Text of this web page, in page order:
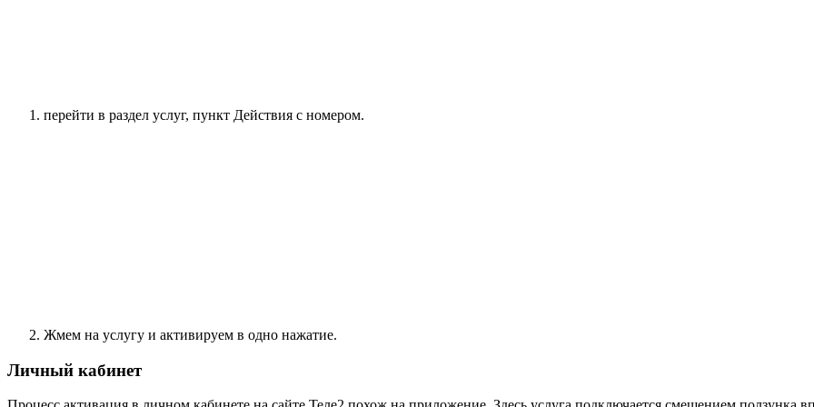
перейти в раздел услуг, пункт Действия с номером.
Жмем на услугу и активируем в одно нажатие.
Личный кабинет